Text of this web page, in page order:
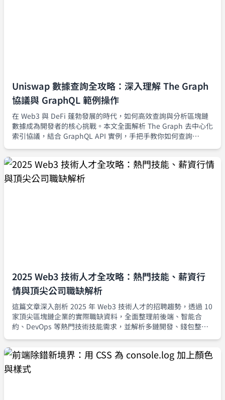
Uniswap 數據查詢全攻略：深入理解 The Graph
協議與 GraphQL 範例操作
在 Web3 與 DeFi 蓬勃發展的時代，如何高效查詢與分析區塊鏈
數據成為開發者的核心挑戰。本文全面解析 The Graph 去中心化
索引協議，結合 GraphQL API 實例，手把手教你如何查詢
中掌握 Web3 數據分析的實用技巧與最佳實踐。
2025 Web3 技術人才全攻略：熱門技能、薪資行
情與頂尖公司職缺解析
這篇文章深入剖析 2025 年 Web3 技術人才的招聘趨勢，透過 10
家頂尖區塊鏈企業的實際職缺資料，全面整理前後端、智能合
約、DevOps 等熱門技術技能需求，並解析多鏈開發、錢包整
職涯發展藍圖。